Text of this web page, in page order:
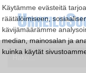
Käytämme evästeitä
räätälöimiseen,
kävijämäärämme
median, mainosalan ja
kuinka käytät